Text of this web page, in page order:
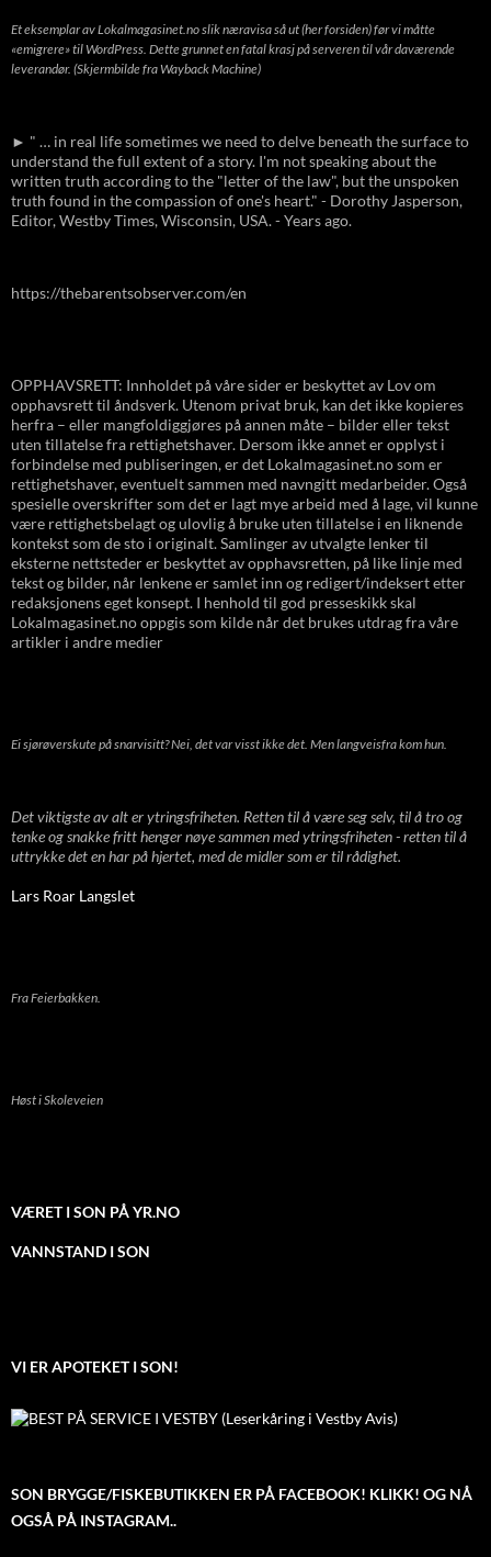
Et eksemplar av Lokalmagasinet.no slik næravisa så ut (her forsiden) før vi måtte
«emigrere» til WordPress. Dette grunnet en fatal krasj på serveren til vår daværende
leverandør. (Skjermbilde fra Wayback Machine)
► " … in real life sometimes we need to delve beneath the surface to
understand the full extent of a story. I'm not speaking about the
written truth according to the "letter of the law", but the unspoken
truth found in the compassion of one's heart." - Dorothy Jasperson,
Editor, Westby Times, Wisconsin, USA. - Years ago.
https://thebarentsobserver.com/en
OPPHAVSRETT: Innholdet på våre sider er beskyttet av Lov om
opphavsrett til åndsverk. Utenom privat bruk, kan det ikke kopieres
herfra – eller mangfoldiggjøres på annen måte – bilder eller tekst
uten tillatelse fra rettighetshaver. Dersom ikke annet er opplyst i
forbindelse med publiseringen, er det Lokalmagasinet.no som er
rettighetshaver, eventuelt sammen med navngitt medarbeider. Også
spesielle overskrifter som det er lagt mye arbeid med å lage, vil kunne
være rettighetsbelagt og ulovlig å bruke uten tillatelse i en liknende
kontekst som de sto i originalt. Samlinger av utvalgte lenker til
eksterne nettsteder er beskyttet av opphavsretten, på like linje med
tekst og bilder, når lenkene er samlet inn og redigert/indeksert etter
redaksjonens eget konsept. I henhold til god presseskikk skal
Lokalmagasinet.no oppgis som kilde når det brukes utdrag fra våre
artikler i andre medier
Ei sjørøverskute på snarvisitt? Nei, det var visst ikke det. Men langveisfra kom hun.
Det viktigste av alt er ytringsfriheten. Retten til å være seg selv, til å tro og
tenke og snakke fritt henger nøye sammen med ytringsfriheten - retten til å
uttrykke det en har på hjertet, med de midler som er til rådighet.
Lars Roar Langslet
Fra Feierbakken.
Høst i Skoleveien
VÆRET I SON PÅ YR.NO
VANNSTAND I SON
VI ER APOTEKET I SON!
SON BRYGGE/FISKEBUTIKKEN ER PÅ FACEBOOK! KLIKK! OG NÅ
OGSÅ PÅ INSTAGRAM..